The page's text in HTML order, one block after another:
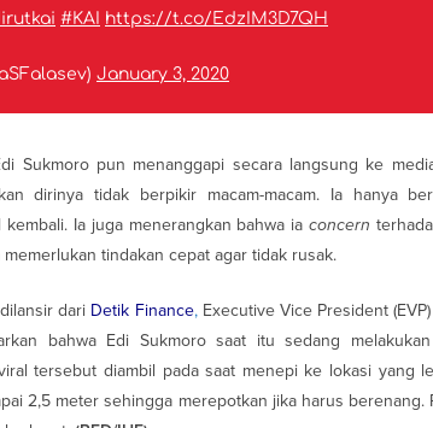
#KAI https://t.co/EdzIM3D7QH
January 3, 2020
Sukmoro pun menanggapi secara langsung ke
dirinya tidak berpikir macam-macam. Ia hanya
Ia juga menerangkan bahwa iaconcern
tindakan cepat agar tidak rusak.
dari Detik Finance,Executive Vice President
bahwa Edi Sukmoro saat itu sedang
tersebut diambil pada saat menepi ke lokasi yang
2,5 meter sehingga merepotkan jika harus